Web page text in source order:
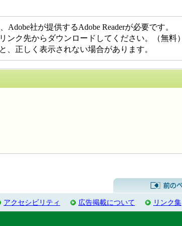
社が提供するAdobe Readerが必要です。
ンク先からダウンロードしてください。（無料）
、正しく表示されない場合があります。
アクセシビリティ 広告掲載について リンク集